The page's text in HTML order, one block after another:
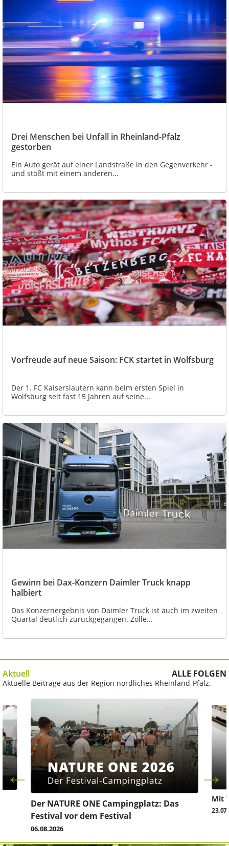
Drei Menschen bei Unfall in Rheinland-Pfalz
gestorben
Ein Auto gerät auf einer Landstraße in den Gegenverkehr -
und stößt mit einem anderen...
Vorfreude auf neue Saison: FCK startet in Wolfsburg
Der 1. FC Kaiserslautern kann beim ersten Spiel in
Wolfsburg seit fast 15 Jahren auf seine...
Gewinn bei Dax-Konzern Daimler Truck knapp
halbiert
Das Konzernergebnis von Daimler Truck ist auch im zweiten
Quartal deutlich zurückgegangen. Zölle...
Aktuell ALLE FOLGEN
Aktuelle Beiträge aus der Region nördliches Rheinland-Pfalz.
Der NATURE ONE Campingplatz: Das
Festival vor dem Festival
06.08.2026
Mit